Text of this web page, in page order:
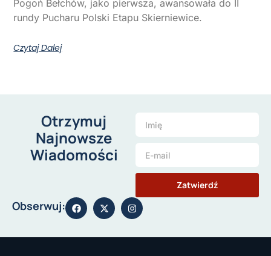
Pogoń Bełchów, jako pierwsza, awansowała do II
rundy Pucharu Polski Etapu Skierniewice.
Czytaj Dalej
Otrzymuj
Najnowsze
Wiadomości
Zatwierdź
Obserwuj: